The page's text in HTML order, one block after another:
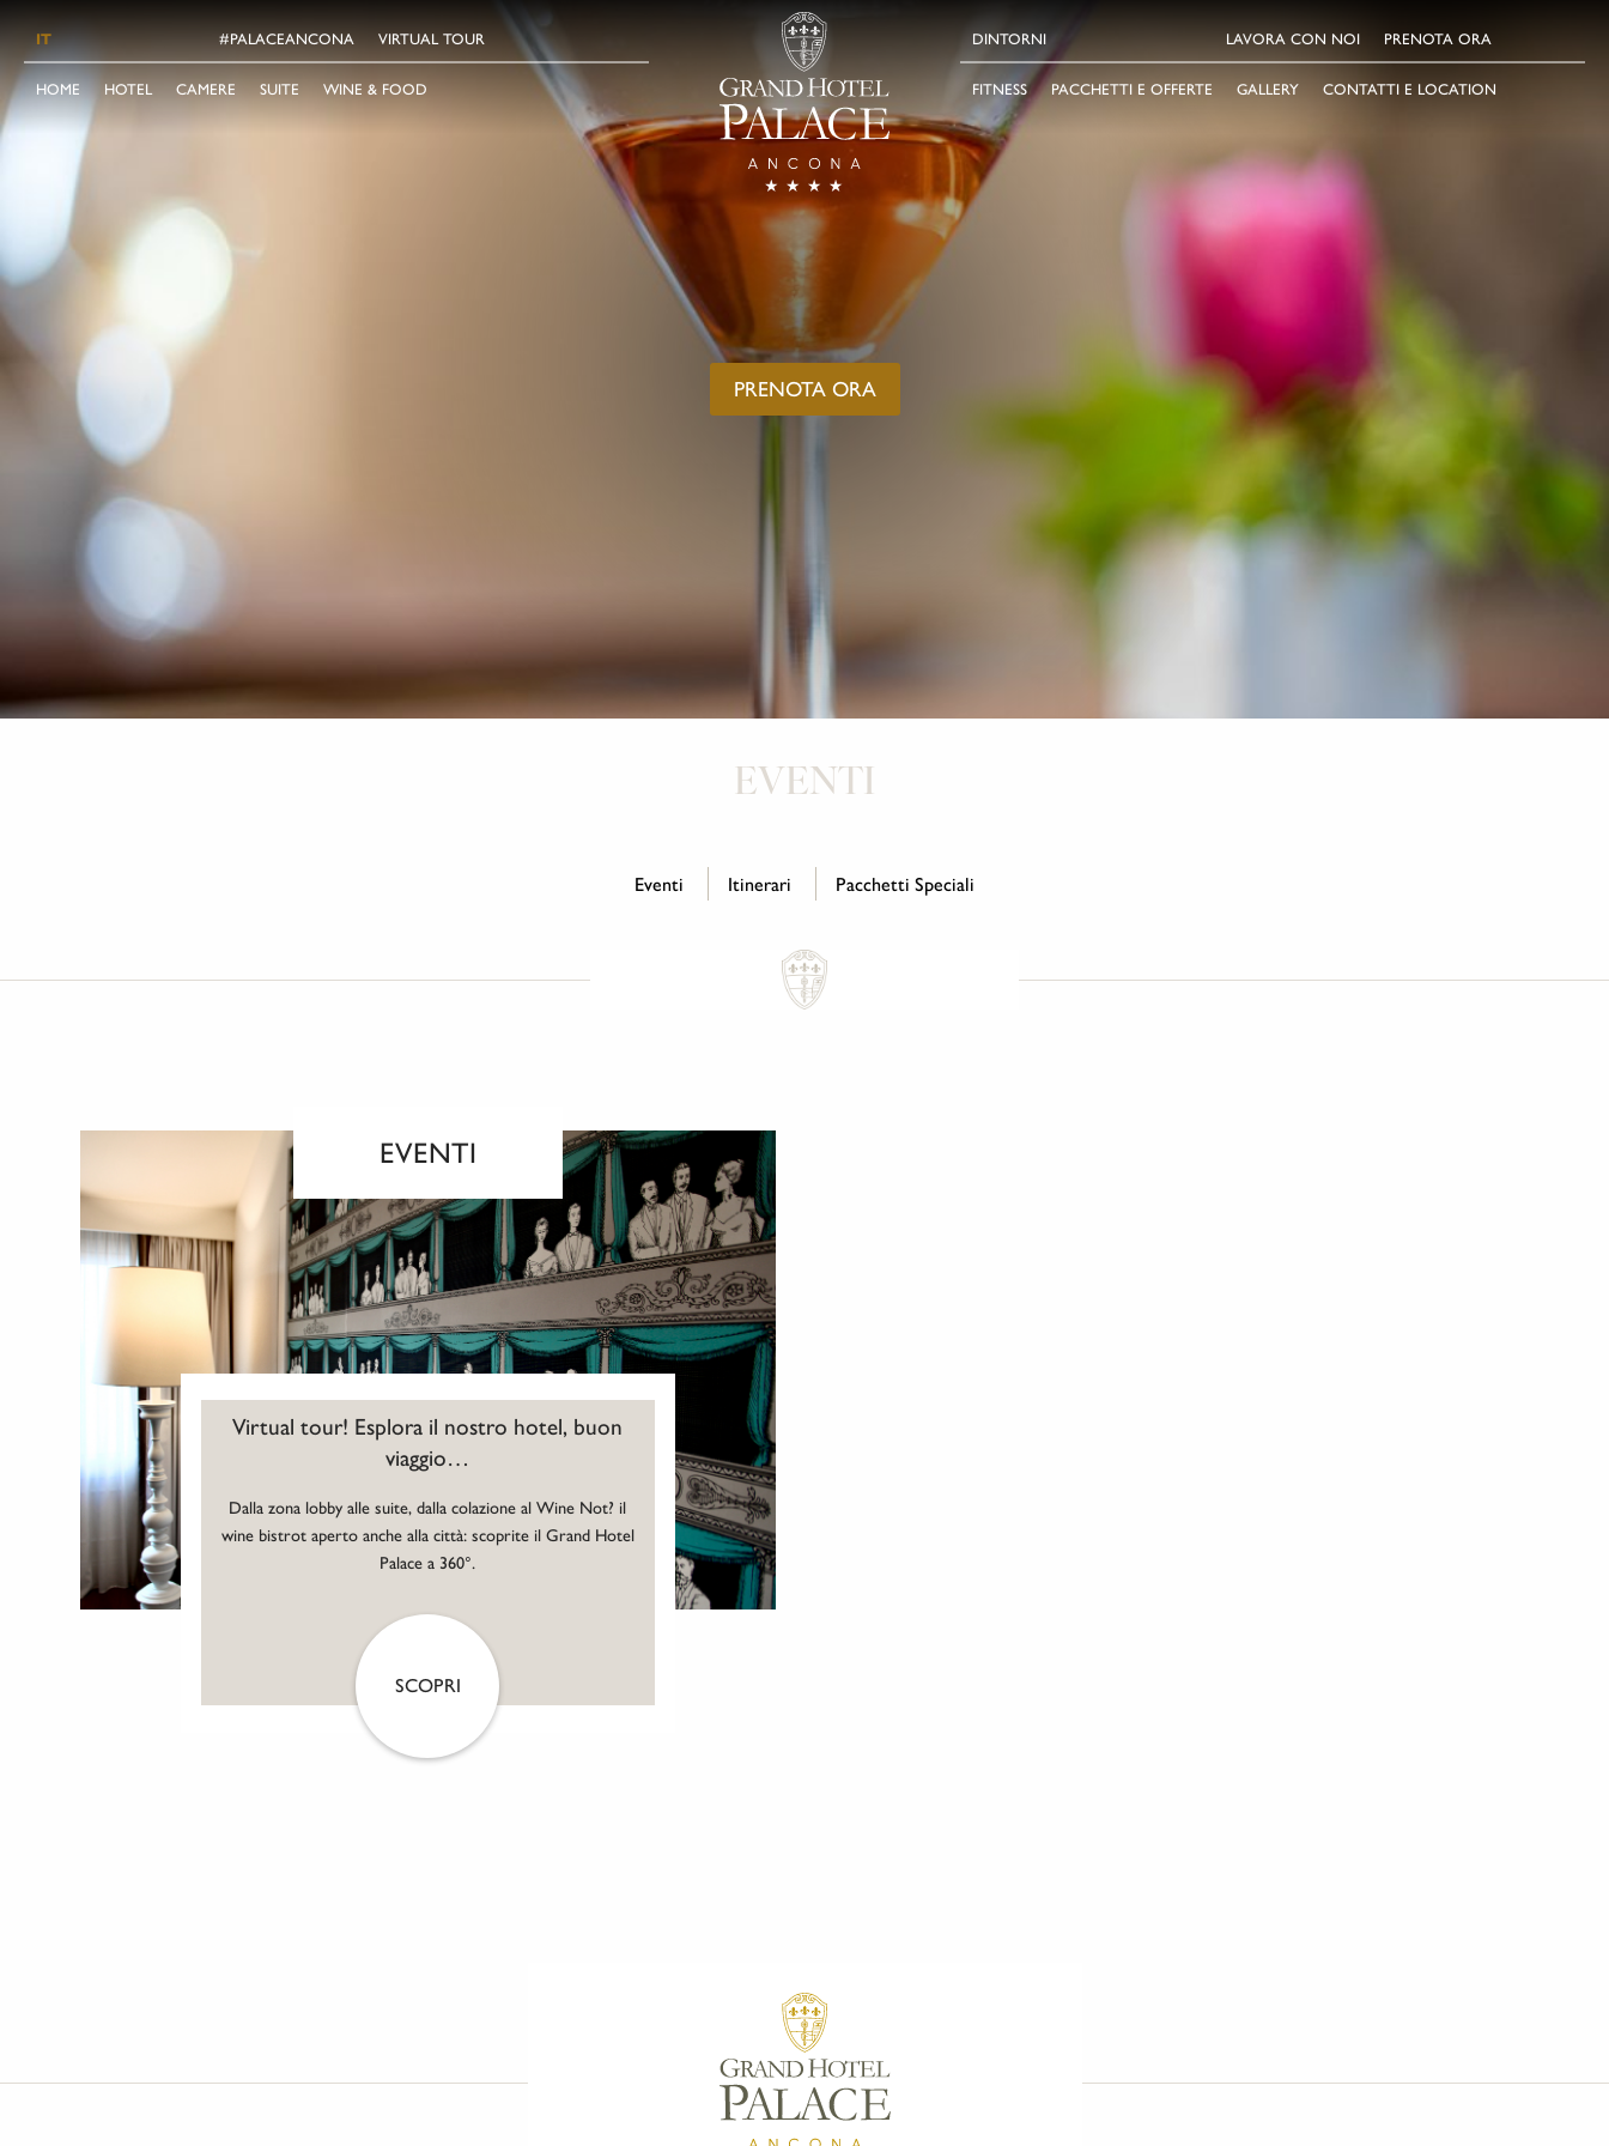
IT #PALACEANCONA VIRTUAL TOUR
HOME HOTEL CAMERE SUITE WINE & FOOD
DINTORNI LAVORA CON NOI PRENOTA ORA
FITNESS PACCHETTI E OFFERTE GALLERY CONTATTI E LOCATION
PRENOTA ORA
EVENTI
Eventi Itinerari Pacchetti Speciali
EVENTI
Virtual tour! Esplora il nostro hotel, buon
viaggio…
Dalla zona lobby alle suite, dalla colazione al Wine Not? il
wine bistrot aperto anche alla città: scoprite il Grand Hotel
Palace a 360°.
SCOPRI